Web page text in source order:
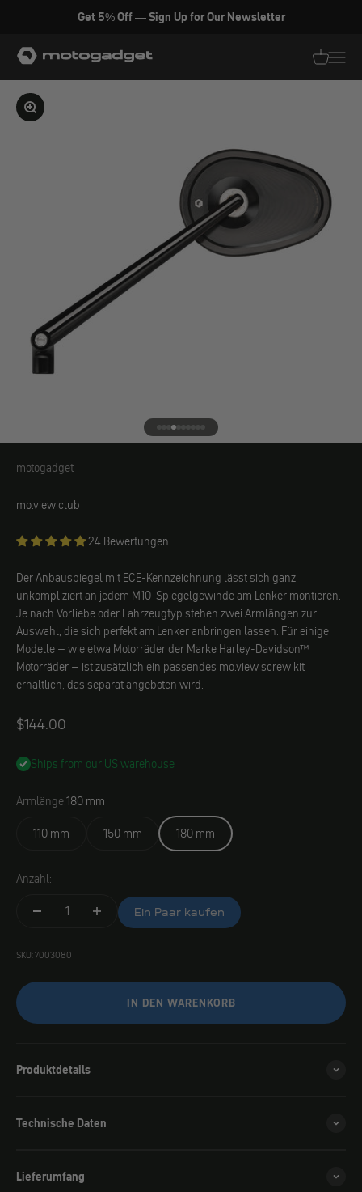
Zum Inhalt springen
Get 5% Off — Sign Up for Our Newsletter
motogadget GmbH
Bild vergrößern
Gehe zu Element 1
Gehe zu Element 2
Gehe zu Element 3
Gehe zu Element 4
Gehe zu Element 5
Gehe zu Element 6
Gehe zu Element 7
Gehe zu Element 8
Gehe zu Element 9
Gehe zu Element 10
motogadget
motogadget
mo.view club
24 Bewertungen
Der Anbauspiegel mit ECE-Kennzeichnung lässt sich ganz
unkompliziert an jedem M10-Spiegelgewinde am Lenker montieren.
Je nach Vorliebe oder Fahrzeugtyp stehen zwei Armlängen zur
Auswahl, die sich perfekt am Lenker anbringen lassen. Für einige
Modelle – wie etwa Motorräder der Marke Harley-Davidson™
Motorräder – ist zusätzlich ein passendes mo.view screw kit
erhältlich, das separat angeboten wird.
Angebot
$144.00
Ships from our US warehouse
Armlänge:180 mm
110 mm
150 mm 180 mm
Anzahl:
Ein Paar kaufen
SKU: 7003080
IN DEN WARENKORB
Produktdetails
Technische Daten
Lieferumfang